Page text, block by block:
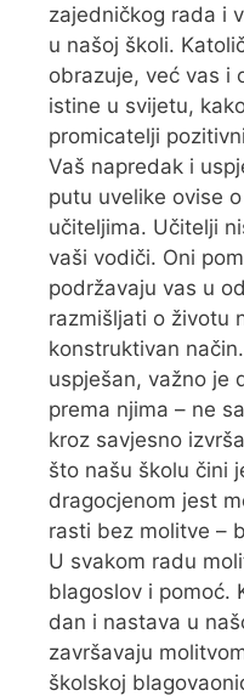
zajedničkog rada i
u našoj školi.
obrazuje, već vas i
istine u svijetu,
promicatelji
Vaš napredak i
putu uvelike ovise
učiteljima. Učitelji
vaši vodiči. Oni
podržavaju vas u
razmišljati o životu
konstruktivan
uspješan, važno je
prema njima – ne
kroz savjesno
što našu školu čini
dragocjenom jest
rasti bez molitve –
U svakom radu
blagoslov i pomoć.
dan i nastava u
završavaju
školskoj